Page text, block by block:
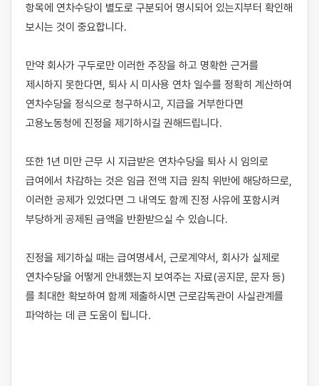
항목에 연차수당이 별도로 구분되어 명시되어 있는지부터 확인해
보시는 것이 중요합니다.
만약 회사가 구두로만 이러한 주장을 하고 명확한 근거를
제시하지 못한다면, 퇴사 시 미사용 연차 일수를 정확히 계산하여
연차수당을 정식으로 청구하시고, 지급을 거부한다면
고용노동청에 진정을 제기하시길 권해드립니다.
또한 1년 미만 근무 시 지급받은 연차수당을 퇴사 시 임의로
급여에서 차감하는 것은 임금 전액 지급 원칙 위반에 해당하므로,
이러한 공제가 있었다면 그 내역도 함께 진정 사유에 포함시켜
부당하게 공제된 금액을 반환받으실 수 있습니다.
진정을 제기하실 때는 급여명세서, 근로계약서, 회사가 실제로
연차수당을 어떻게 안내했는지 보여주는 자료(공지문, 문자 등)
를 최대한 확보하여 함께 제출하시면 근로감독관이 사실관계를
파악하는 데 큰 도움이 됩니다.